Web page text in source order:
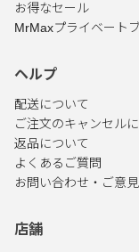
お得なセール
MrMaxプライベート
ヘルプ
配送について
ご注文のキャンセル
返品について
よくあるご質問
お問い合わせ・ご意見
店舗